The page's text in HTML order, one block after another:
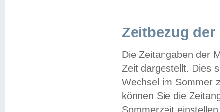
Zeitbezug der
Die Zeitangaben der
Zeit dargestellt. Dies
Wechsel im Sommer
können Sie die
Sommerzeit